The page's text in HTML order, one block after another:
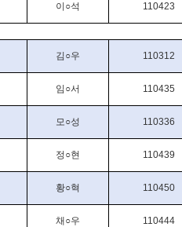
이 ○석 110423
김 ○우 110312
임 ○서 110435
모○성 110336
정○현 110439
황○혁 110450
채 ○우 110444